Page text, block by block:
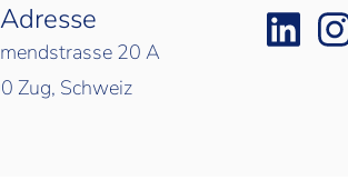
Adresse
20 A
Zug, Schweiz